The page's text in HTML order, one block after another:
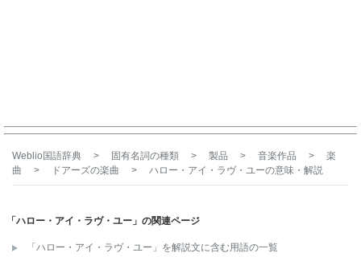
Weblio国語辞典 > 固有名詞の種類 > 製品 > 音楽作品 >
楽
曲
> ドアーズの楽曲 > ハロー・アイ・ラヴ・ユーの意味・解説
「ハロー・アイ・ラヴ・ユー」の関連ページ
「ハロー・アイ・ラヴ・ユー」を解説文に含む用語の一覧